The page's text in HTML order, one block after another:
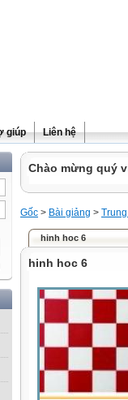
giúp Liên hệ
Chào mừng quý
Gốc > Bài giảng >
hinh hoc 6
hinh hoc 6